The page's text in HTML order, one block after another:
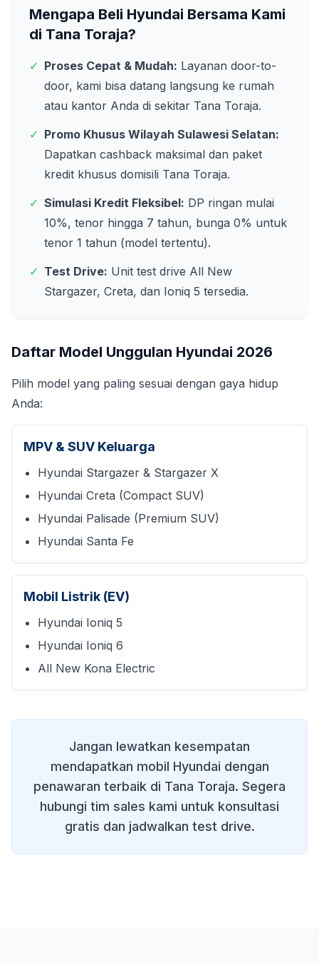
Mengapa Beli Hyundai Bersama Kami
di Tana Toraja?
✓ Proses Cepat & Mudah: Layanan door-to-
door, kami bisa datang langsung ke rumah
atau kantor Anda di sekitar Tana Toraja.
✓ Promo Khusus Wilayah Sulawesi Selatan:
Dapatkan cashback maksimal dan paket
kredit khusus domisili Tana Toraja.
✓ Simulasi Kredit Fleksibel: DP ringan mulai
10%, tenor hingga 7 tahun, bunga 0% untuk
tenor 1 tahun (model tertentu).
✓ Test Drive: Unit test drive All New
Stargazer, Creta, dan Ioniq 5 tersedia.
Daftar Model Unggulan Hyundai 2026
Pilih model yang paling sesuai dengan gaya hidup
Anda:
MPV & SUV Keluarga
Hyundai Stargazer & Stargazer X
Hyundai Creta (Compact SUV)
Hyundai Palisade (Premium SUV)
Hyundai Santa Fe
Mobil Listrik (EV)
Hyundai Ioniq 5
Hyundai Ioniq 6
All New Kona Electric
Jangan lewatkan kesempatan
mendapatkan mobil Hyundai dengan
penawaran terbaik di Tana Toraja. Segera
hubungi tim sales kami untuk konsultasi
gratis dan jadwalkan test drive.